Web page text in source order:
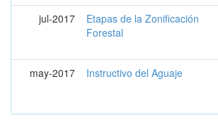
jul-2017
Etapas de la Zonificación
Forestal
may-2017
Instructivo del Aguaje